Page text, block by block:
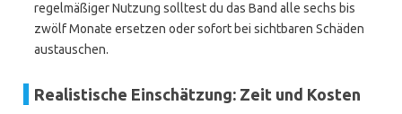
regelmäßiger Nutzung solltest du das Band alle sechs bis
zwölf Monate ersetzen oder sofort bei sichtbaren Schäden
austauschen.
Realistische Einschätzung: Zeit und Kosten